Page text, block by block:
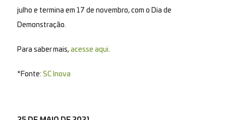
julho e termina em 17 de novembro, com o Dia de
Demonstração.
Para saber mais, acesse aqui.
*Fonte: SC Inova